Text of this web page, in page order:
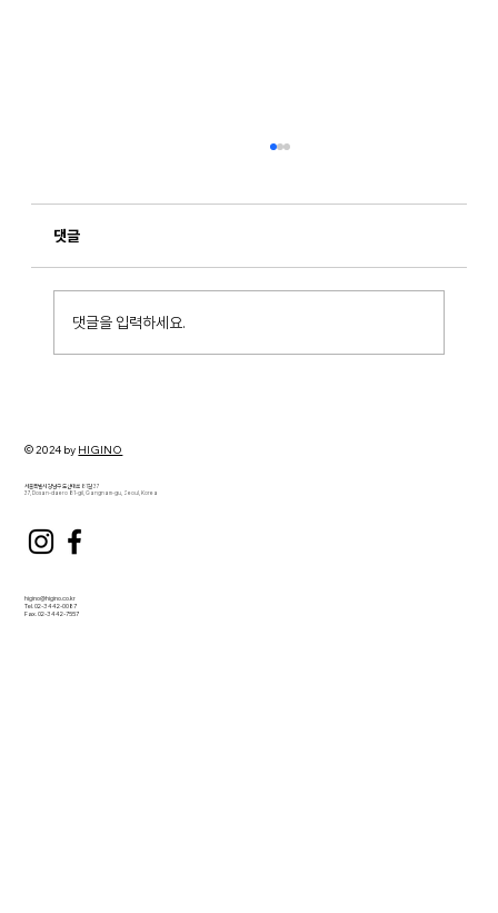
댓글
댓글을 입력하세요.
© 2024 by HIGINO
higino@higino.co.kr
Tel. 02-3442-0087
Fax. 02-3442-7557
서울특별시 강남구 도산대로 81길 37
37, Dosan-daero 81-gil, Gangnam-gu, Seoul, Korea